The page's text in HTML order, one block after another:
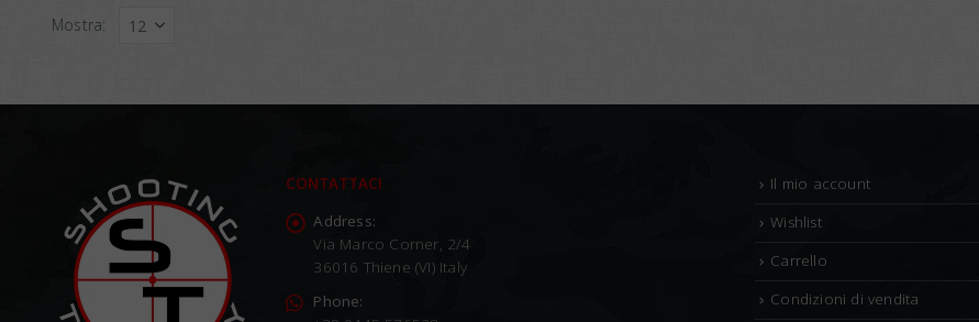
Mostra:
CONTATTACI
Address:
Via Marco Corner, 2/4
36016 Thiene (VI) Italy
Phone:
Il mio account
Wishlist
Carrello
Condizioni di vendita